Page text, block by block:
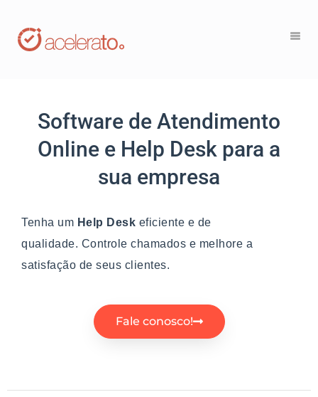
Software de Atendimento
Online e Help Desk para a
sua empresa
Tenha um Help Desk eficiente e de
qualidade. Controle chamados e melhore a
satisfação de seus clientes.
Fale conosco!